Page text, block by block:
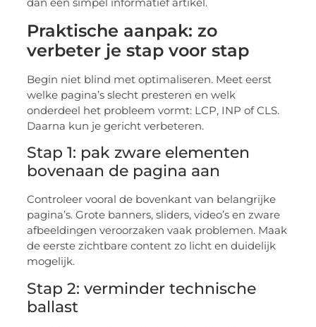
dan een simpel informatief artikel.
Praktische aanpak: zo
verbeter je stap voor stap
Begin niet blind met optimaliseren. Meet eerst
welke pagina’s slecht presteren en welk
onderdeel het probleem vormt: LCP, INP of CLS.
Daarna kun je gericht verbeteren.
Stap 1: pak zware elementen
bovenaan de pagina aan
Controleer vooral de bovenkant van belangrijke
pagina’s. Grote banners, sliders, video’s en zware
afbeeldingen veroorzaken vaak problemen. Maak
de eerste zichtbare content zo licht en duidelijk
mogelijk.
Stap 2: verminder technische
ballast